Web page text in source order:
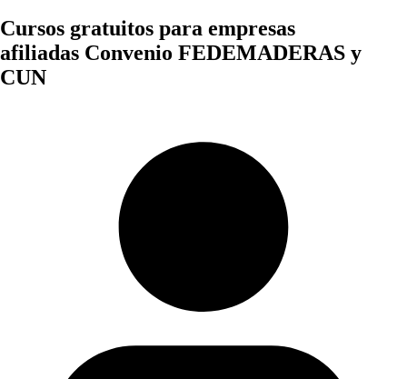
Cursos gratuitos para empresas
afiliadas Convenio FEDEMADERAS y
CUN